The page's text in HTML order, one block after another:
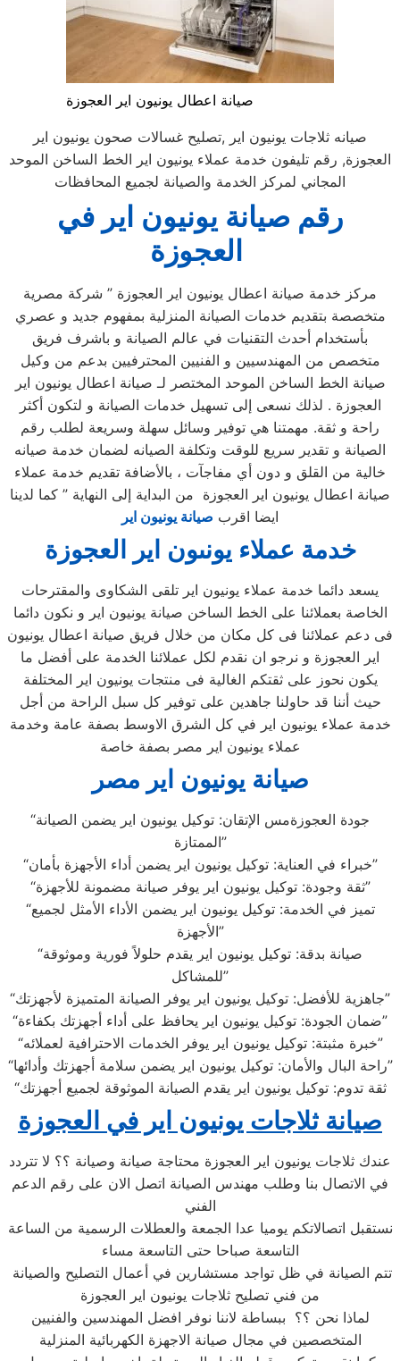
صيانة اعطال يونيون اير العجوزة
صيانه ثلاجات يونيون اير ,تصليح غسالات صحون يونيون اير
العجوزة, رقم تليفون خدمة عملاء يونيون اير الخط الساخن الموحد
المجاني لمركز الخدمة والصيانة لجميع المحافظات
رقم صيانة يونيون اير في
مركز خدمة صيانة اعطال يونيون اير العجوزة ” شركة مصرية
متخصصة بتقديم خدمات الصيانة المنزلية بمفهوم جديد و عصري
بأستخدام أحدث التقنيات في عالم الصيانة و باشرف فريق
متخصص من المهندسيين و الفنيين المحترفيين بدعم من وكيل
صيانة الخط الساخن الموحد المختصر لـ صيانة اعطال يونيون اير
العجوزة . لذلك نسعى إلى تسهيل خدمات الصيانة و لتكون أكثر
راحة و ثقة. مهمتنا هي توفير وسائل سهلة وسريعة لطلب رقم
الصيانة و تقدير سريع للوقت وتكلفة الصيانه لضمان خدمة صيانه
خالية من القلق و دون أي مفاجآت ، بالأضافة تقديم خدمة عملاء
صيانة اعطال يونيون اير العجوزة من البداية إلى النهاية ” كما لدينا
ايضا اقرب صيانة يونيون اير
خدمة عملاء يونىون اير العجوزة
يسعد دائما خدمة عملاء يونيون اير تلقى الشكاوى والمقترحات
الخاصة بعملائنا على الخط الساخن صيانة يونيون اير و نكون دائما
فى دعم عملائنا فى كل مكان من خلال فريق صيانة اعطال يونيون
اير العجوزة و نرجو ان نقدم لكل عملائنا الخدمة على أفضل ما
يكون نحوز على ثقتكم الغالية فى منتجات يونيون اير المختلفة
حيث أننا قد حاولنا جاهدين على توفير كل سبل الراحة من أجل
خدمة عملاء يونيون اير في كل الشرق الاوسط بصفة عامة وخدمة
عملاء يونيون اير مصر بصفة خاصة
صيانة يونيون اير مصر
“جودة العجوزةمس الإتقان: توكيل يونيون اير يضمن الصيانة
الممتازة”
“خبراء في العناية: توكيل يونيون اير يضمن أداء الأجهزة بأمان”
“ثقة وجودة: توكيل يونيون اير يوفر صيانة مضمونة للأجهزة”
“تميز في الخدمة: توكيل يونيون اير يضمن الأداء الأمثل لجميع
الأجهزة”
“صيانة بدقة: توكيل يونيون اير يقدم حلولاً فورية وموثوقة
للمشاكل”
“جاهزية للأفضل: توكيل يونيون اير يوفر الصيانة المتميزة لأجهزتك”
“ضمان الجودة: توكيل يونيون اير يحافظ على أداء أجهزتك بكفاءة”
“خبرة مثبتة: توكيل يونيون اير يوفر الخدمات الاحترافية لعملائه”
“راحة البال والأمان: توكيل يونيون اير يضمن سلامة أجهزتك وأدائها”
“ثقة تدوم: توكيل يونيون اير يقدم الصيانة الموثوقة لجميع أجهزتك
صيانة ثلاجات يونيون اير في العجوزة
عندك ثلاجات يونيون اير العجوزة محتاجة صيانة وصيانة ؟؟ لا تتردد
في الاتصال بنا وطلب مهندس الصيانة اتصل الان على رقم الدعم
الفني
نستقبل اتصالاتكم يوميا عدا الجمعة والعطلات الرسمية من الساعة
التاسعة صباحا حتى التاسعة مساء
من فني تصليح ثلاجات يونيون اير العجوزة
لماذا نحن ؟؟ ببساطة لاننا نوفر افضل المهندسين والفنيين
المتخصصين في مجال صيانة الاجهزة الكهربائية المنزلية